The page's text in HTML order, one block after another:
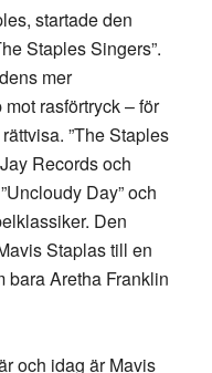
startade den
Staples Singers”.
mer
rasförtryck – för
”The Staples
Records och
Day” och
Den
Staplas till en
bara Aretha Franklin
och idag är Mavis